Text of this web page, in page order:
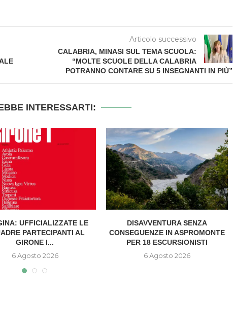
Articolo successivo
CALABRIA, MINASI SUL TEMA SCUOLA:
“MOLTE SCUOLE DELLA CALABRIA
POTRANNO CONTARE SU 5 INSEGNANTI IN PIÙ”
INTERESSARTI:
UFFICIALIZZATE LE
PARTECIPANTI AL
GIRONE I...
6 Agosto 2026
DISAVVENTURA SENZA
CONSEGUENZE IN ASPROMONTE
PER 18 ESCURSIONISTI
6 Agosto 2026